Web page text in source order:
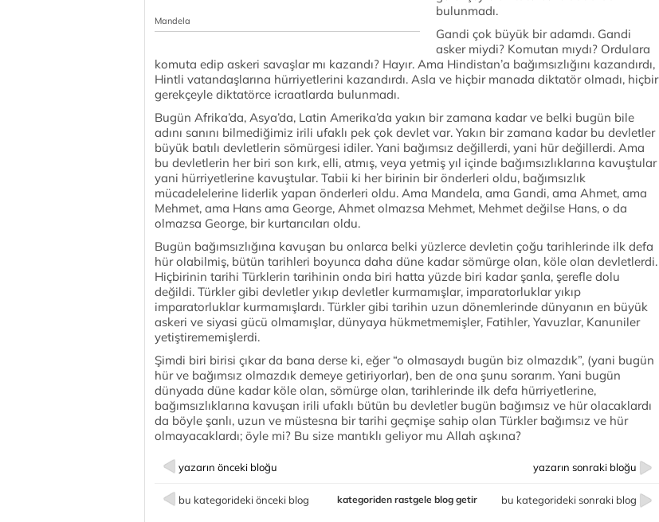
Mandela
bulunmadı.
Gandi çok büyük bir adamdı. Gandi
asker miydi? Komutan mıydı? Ordulara
komuta edip askeri savaşlar mı kazandı? Hayır. Ama Hindistan’a bağımsızlığını kazandırdı,
Hintli vatandaşlarına hürriyetlerini kazandırdı. Asla ve hiçbir manada diktatör olmadı, hiçbir
gerekçeyle diktatörce icraatlarda bulunmadı.
Bugün Afrika’da, Asya’da, Latin Amerika’da yakın bir zamana kadar ve belki bugün bile
adını sanını bilmediğimiz irili ufaklı pek çok devlet var. Yakın bir zamana kadar bu devletler
büyük batılı devletlerin sömürgesi idiler. Yani bağımsız değillerdi, yani hür değillerdi. Ama
bu devletlerin her biri son kırk, elli, atmış, veya yetmiş yıl içinde bağımsızlıklarına kavuştular
yani hürriyetlerine kavuştular. Tabii ki her birinin bir önderleri oldu, bağımsızlık
mücadelelerine liderlik yapan önderleri oldu. Ama Mandela, ama Gandi, ama Ahmet, ama
Mehmet, ama Hans ama George, Ahmet olmazsa Mehmet, Mehmet değilse Hans, o da
olmazsa George, bir kurtarıcıları oldu.
Bugün bağımsızlığına kavuşan bu onlarca belki yüzlerce devletin çoğu tarihlerinde ilk defa
hür olabilmiş, bütün tarihleri boyunca daha düne kadar sömürge olan, köle olan devletlerdi.
Hiçbirinin tarihi Türklerin tarihinin onda biri hatta yüzde biri kadar şanla, şerefle dolu
değildi. Türkler gibi devletler yıkıp devletler kurmamışlar, imparatorluklar yıkıp
imparatorluklar kurmamışlardı. Türkler gibi tarihin uzun dönemlerinde dünyanın en büyük
askeri ve siyasi gücü olmamışlar, dünyaya hükmetmemişler, Fatihler, Yavuzlar, Kanuniler
yetiştirememişlerdi.
Şimdi biri birisi çıkar da bana derse ki, eğer “o olmasaydı bugün biz olmazdık”, (yani bugün
hür ve bağımsız olmazdık demeye getiriyorlar), ben de ona şunu sorarım. Yani bugün
dünyada düne kadar köle olan, sömürge olan, tarihlerinde ilk defa hürriyetlerine,
bağımsızlıklarına kavuşan irili ufaklı bütün bu devletler bugün bağımsız ve hür olacaklardı
da böyle şanlı, uzun ve müstesna bir tarihi geçmişe sahip olan Türkler bağımsız ve hür
olmayacaklardı; öyle mi? Bu size mantıklı geliyor mu Allah aşkına?
yazarın önceki bloğu yazarın sonraki bloğu
bu kategorideki önceki blog bu kategorideki sonraki blog
kategoriden rastgele blog getir